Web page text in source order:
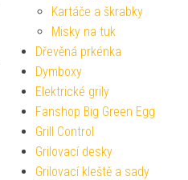
Kartáče a škrabky
Misky na tuk
Dřevěná prkénka
Dymboxy
Elektrické grily
Fanshop Big Green Egg
Grill Control
Grilovací desky
Grilovací kleště a sady